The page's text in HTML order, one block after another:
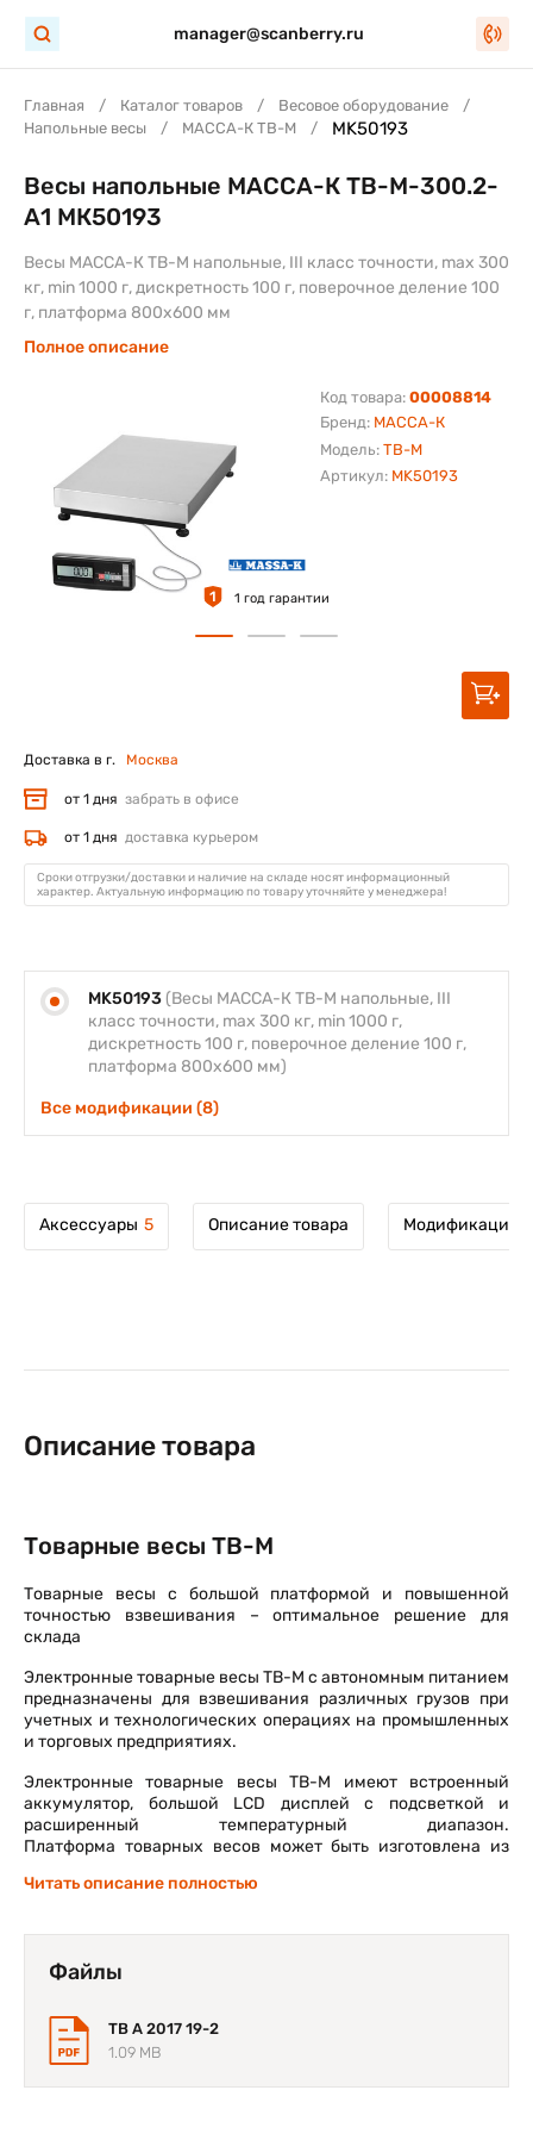
manager@scanberry.ru
Главная Каталог товаров
Весовое оборудование
Напольные весы
МАССА-К TB-M MK50193
Бренд: МАССА-К
Модель: TB-M
Код товара: 00008814
Артикул: MK50193
Весы напольные МАССА-К ТВ-M-300.2-
А1 МК50193
Весы МАССА-К ТВ-M напольные, III класс точности, max 300
кг, min 1000 г, дискретность 100 г, поверочное деление 100
г, платформа 800х600 мм
Полное описание
1 1 год гарантии
MK50193 (Весы МАССА-К ТВ-M напольные, III
класс точности, max 300 кг, min 1000 г,
дискретность 100 г, поверочное деление 100 г,
платформа 800х600 мм)
Все модификации (8)
Доставка в г. Москва
от 1 дня забрать в офисе
от 1 дня доставка курьером
Сроки отгрузки/доставки и наличие на складе носят информационный
характер. Актуальную информацию по товару уточняйте у менеджера!
Аксессуары 5 Описание товара Модификации
Описание товара
Товарные весы TB-M
Товарные весы с большой платформой и повышенной
точностью взвешивания – оптимальное решение для
склада
Электронные товарные весы ТВ-М с автономным питанием
предназначены для взвешивания различных грузов при
учетных и технологических операциях на промышленных
и торговых предприятиях.
Электронные товарные весы ТВ-М имеют встроенный
аккумулятор, большой LCD дисплей с подсветкой и
расширенный температурный диапазон.
Платформа товарных весов может быть изготовлена из
подсветки;
Работа от встроенного аккумулятора до 56 часов;
Повышенная точность - два диапазона взвешивания;
Читать описание полностью
Файлы
TB A 2017 19-2
1.09 MB